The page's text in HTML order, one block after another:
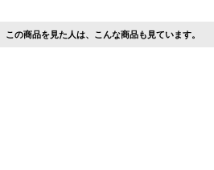
この商品を見た人は、こんな商品も見ています。